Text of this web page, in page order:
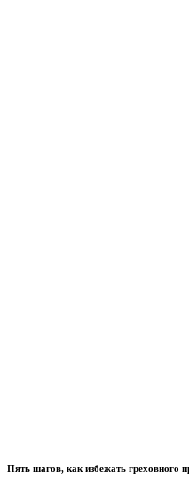
Пять шагов, как избежать греховного